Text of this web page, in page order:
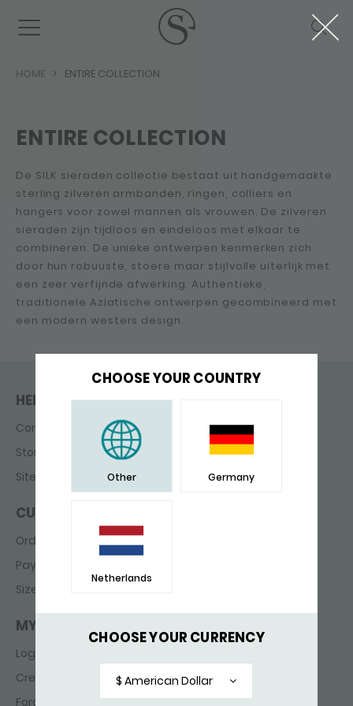
CHOOSE YOUR COUNTRY
Other Germany
Netherlands
CHOOSE YOUR CURRENCY
$ American Dollar
HOME ENTIRE COLLECTION
ENTIRE COLLECTION
De SILK sieraden collectie bestaat uit handgemaakte
sterling zilveren armbanden, ringen, colliers en
hangers voor zowel mannen als vrouwen. De zilveren
sieraden zijn tijdloos en eindeloos met elkaar te
combineren. De unieke ontwerpen kenmerken zich
door hun robuuste, stoere maar stijlvolle uiterlijk met
een zeer verfijnde afwerking. Authentieke,
traditionele Aziatische ontwerpen gecombineerd met
een modern westers design.
HELP & CONTACT
Contact
Store finder
Sitemap
CUSTOMER SERVICE
Ordering & delivery
Payments
Sizes
MY ACCOUNT
Login
Create account
Forgot password